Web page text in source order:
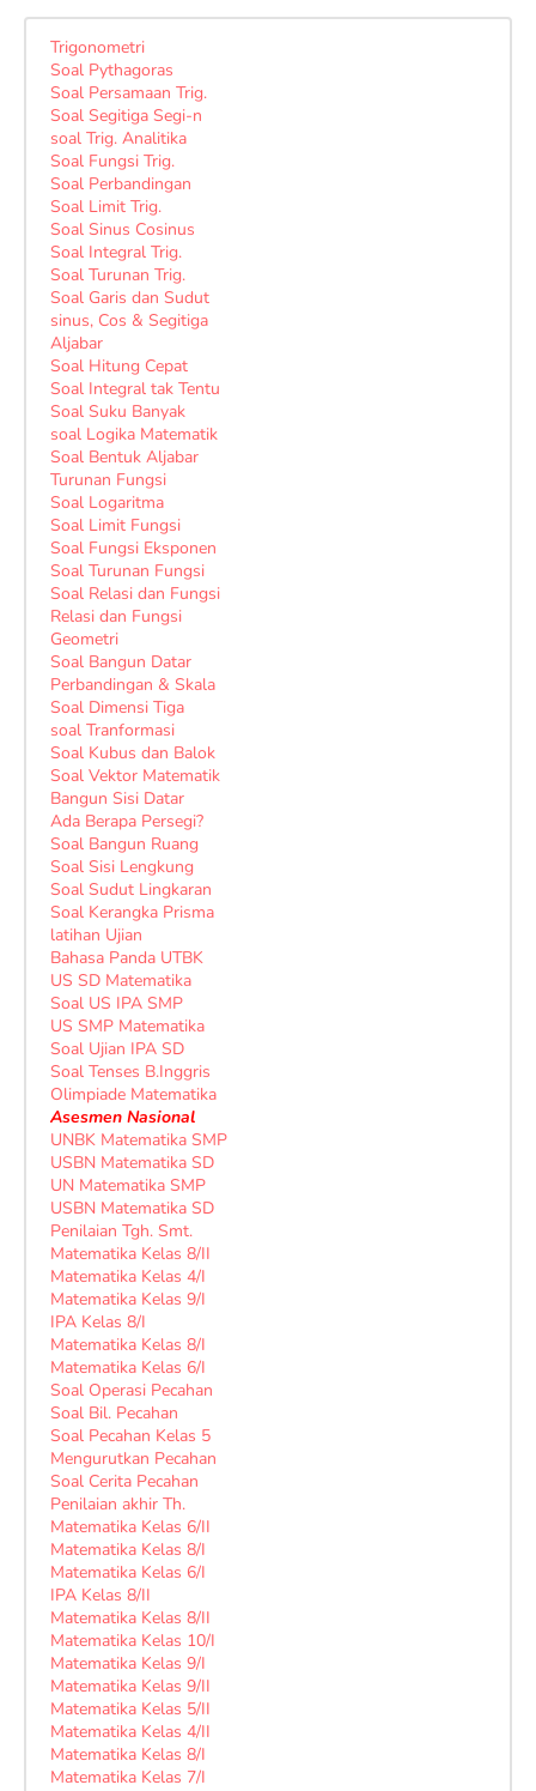
Trigonometri
Soal Pythagoras
Soal Persamaan Trig.
Soal Segitiga Segi-n
soal Trig. Analitika
Soal Fungsi Trig.
Soal Perbandingan
Soal Limit Trig.
Soal Sinus Cosinus
Soal Integral Trig.
Soal Turunan Trig.
Soal Garis dan Sudut
sinus, Cos & Segitiga
Aljabar
Soal Hitung Cepat
Soal Integral tak Tentu
Soal Suku Banyak
soal Logika Matematik
Soal Bentuk Aljabar
Turunan Fungsi
Soal Logaritma
Soal Limit Fungsi
Soal Fungsi Eksponen
Soal Turunan Fungsi
Soal Relasi dan Fungsi
Relasi dan Fungsi
Geometri
Soal Bangun Datar
Perbandingan & Skala
Soal Dimensi Tiga
soal Tranformasi
Soal Kubus dan Balok
Soal Vektor Matematik
Bangun Sisi Datar
Ada Berapa Persegi?
Soal Bangun Ruang
Soal Sisi Lengkung
Soal Sudut Lingkaran
Soal Kerangka Prisma
latihan Ujian
Bahasa Panda UTBK
US SD Matematika
Soal US IPA SMP
US SMP Matematika
Soal Ujian IPA SD
Soal Tenses B.Inggris
Olimpiade Matematika
Asesmen Nasional
UNBK Matematika SMP
USBN Matematika SD
UN Matematika SMP
USBN Matematika SD
Penilaian Tgh. Smt.
Matematika Kelas 8/II
Matematika Kelas 4/I
Matematika Kelas 9/I
IPA Kelas 8/I
Matematika Kelas 8/I
Matematika Kelas 6/I
Soal Operasi Pecahan
Soal Bil. Pecahan
Soal Pecahan Kelas 5
Mengurutkan Pecahan
Soal Cerita Pecahan
Penilaian akhir Th.
Matematika Kelas 6/II
Matematika Kelas 8/I
Matematika Kelas 6/I
IPA Kelas 8/II
Matematika Kelas 8/II
Matematika Kelas 10/I
Matematika Kelas 9/I
Matematika Kelas 9/II
Matematika Kelas 5/II
Matematika Kelas 4/II
Matematika Kelas 8/I
Matematika Kelas 7/I